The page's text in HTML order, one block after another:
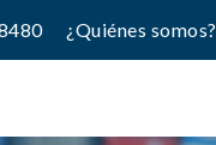
¿Quiénes somos?